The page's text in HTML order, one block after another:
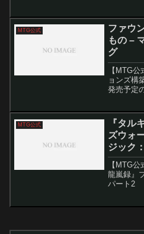
能力を持
MTG公式
ファウ
もの –
グ
【MTG
ョン
発売予定
わたって
MTG公式
『タル
ズウォ
ジック
【MTG
龍嵐録』
パー